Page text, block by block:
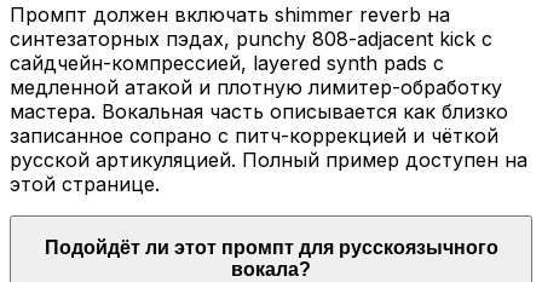
Промпт должен включать shimmer reverb на
синтезаторных пэдах, punchy 808-adjacent kick с
сайдчейн-компрессией, layered synth pads с
медленной атакой и плотную лимитер-обработку
мастера. Вокальная часть описывается как близко
записанное сопрано с питч-коррекцией и чёткой
русской артикуляцией. Полный пример доступен на
этой странице.
Подойдёт ли этот промпт для русскоязычного
вокала?